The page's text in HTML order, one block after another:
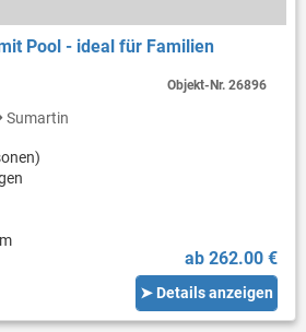
Pool - ideal für Familien
Sumartin
ab 262.00 €
➤ Details anzeigen
Objekt-Nr.26896